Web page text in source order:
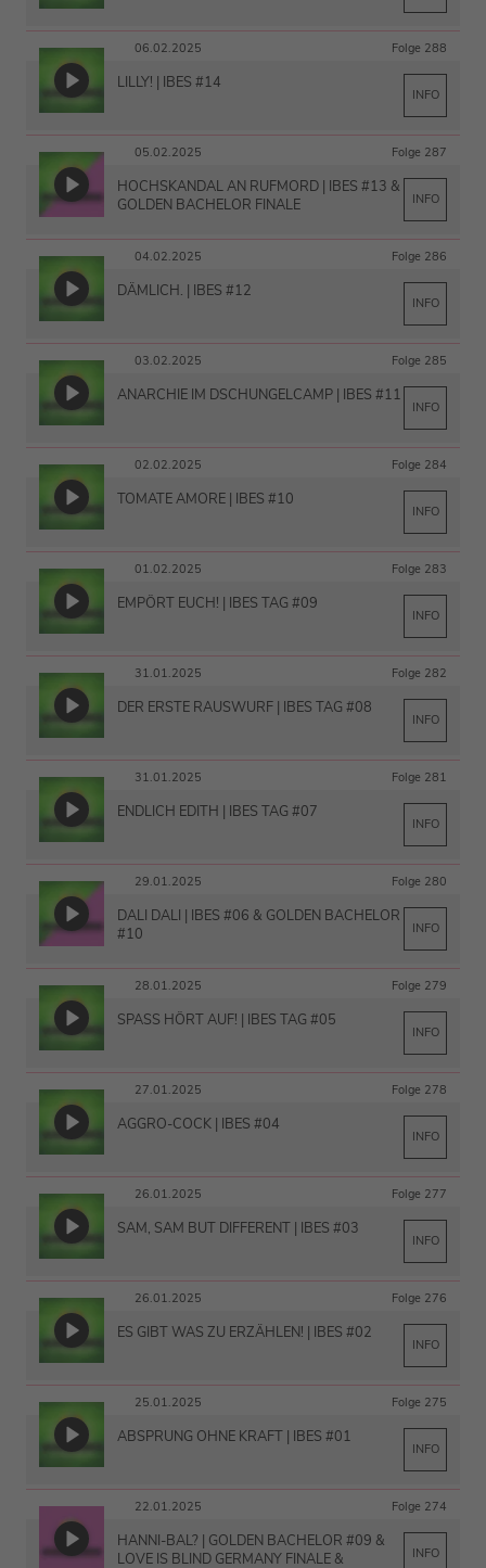
06.02.2025 Folge 288
LILLY! | IBES #14
INFO
05.02.2025 Folge 287
HOCHSKANDAL AN RUFMORD | IBES #13 &
GOLDEN BACHELOR FINALE
INFO
04.02.2025 Folge 286
DÄMLICH. | IBES #12
INFO
03.02.2025 Folge 285
ANARCHIE IM DSCHUNGELCAMP | IBES #11
INFO
02.02.2025 Folge 284
TOMATE AMORE | IBES #10
INFO
01.02.2025 Folge 283
EMPÖRT EUCH! | IBES TAG #09
INFO
31.01.2025 Folge 282
DER ERSTE RAUSWURF | IBES TAG #08
INFO
31.01.2025 Folge 281
ENDLICH EDITH | IBES TAG #07
INFO
29.01.2025 Folge 280
DALI DALI | IBES #06 & GOLDEN BACHELOR
#10
INFO
28.01.2025 Folge 279
SPASS HÖRT AUF! | IBES TAG #05
INFO
27.01.2025 Folge 278
AGGRO-COCK | IBES #04
INFO
26.01.2025 Folge 277
SAM, SAM BUT DIFFERENT | IBES #03
INFO
26.01.2025 Folge 276
ES GIBT WAS ZU ERZÄHLEN! | IBES #02
INFO
25.01.2025 Folge 275
ABSPRUNG OHNE KRAFT | IBES #01
INFO
22.01.2025 Folge 274
HANNI-BAL? | GOLDEN BACHELOR #09 &
LOVE IS BLIND GERMANY FINALE &
INFO